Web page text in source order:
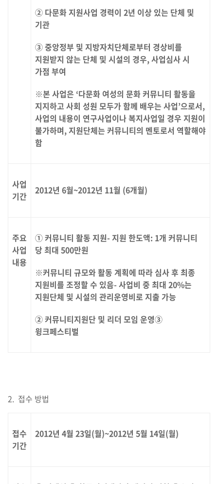
② 다문화 지원사업 경력이 2년 이상 있는 단체 및
기관
③ 중앙정부 및 지방자치단체로부터 경상비를
지원받지 않는 단체 및 시설의 경우, 사업심사 시
가점 부여
※본 사업은 ‘다문화 여성의 문화 커뮤니티 활동을
지지하고 사회 성원 모두가 함께 배우는 사업’으로서,
사업의 내용이 연구사업이나 복지사업일 경우 지원이
불가하며, 지원단체는 커뮤니티의 멘토로서 역할해야
함
사업
기간
2012년 6월~2012년 11월 (6개월)
주요
사업
내용
① 커뮤니티 활동 지원- 지원 한도액: 1개 커뮤니티
당 최대 500만원
※커뮤니티 규모와 활동 계획에 따라 심사 후 최종
지원비를 조정할 수 있음- 사업비 중 최대 20%는
지원단체 및 시설의 관리운영비로 지출 가능
② 커뮤니티지원단 및 리더 모임 운영③
윙크페스티벌
2. 접수 방법
접수
기간
2012년 4월 23일(월)~2012년 5월 14일(월)